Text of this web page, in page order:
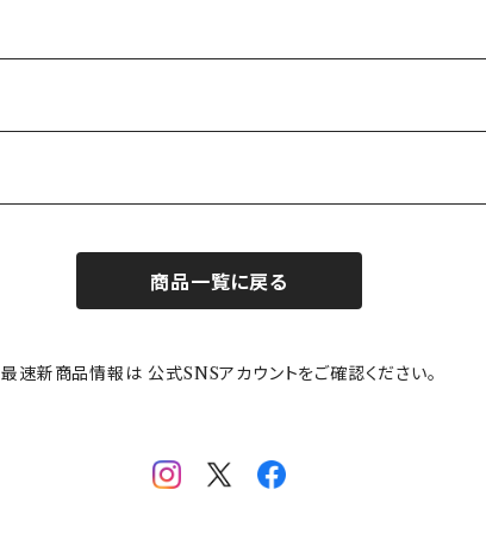
商品一覧に戻る
最速新商品情報は 公式SNSアカウントをご確認ください。